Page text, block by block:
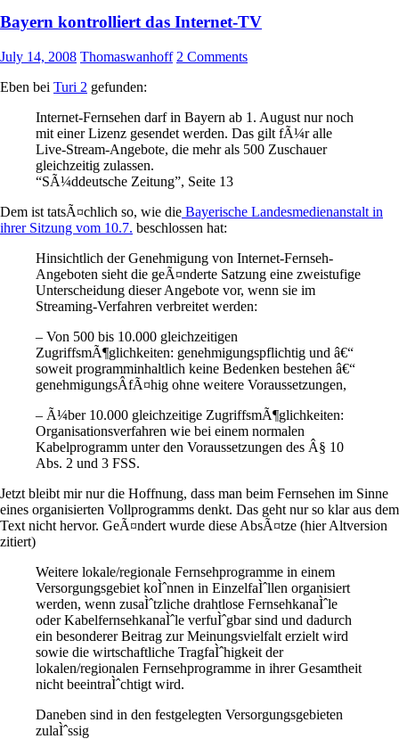
Bayern kontrolliert das Internet-TV
July 14, 2008 Thomaswanhoff 2 Comments
Eben bei Turi 2 gefunden:
Internet-Fernsehen darf in Bayern ab 1. August nur noch
mit einer Lizenz gesendet werden. Das gilt fÃ¼r alle
Live-Stream-Angebote, die mehr als 500 Zuschauer
gleichzeitig zulassen.
“SÃ¼ddeutsche Zeitung”, Seite 13
Dem ist tatsÃ¤chlich so, wie die Bayerische Landesmedienanstalt in
ihrer Sitzung vom 10.7. beschlossen hat:
Hinsichtlich der Genehmigung von Internet-Fernseh-
Angeboten sieht die geÃ¤nderte Satzung eine zweistufige
Unterscheidung dieser Angebote vor, wenn sie im
Streaming-Verfahren verbreitet werden:
– Von 500 bis 10.000 gleichzeitigen
ZugriffsmÃ¶glichkeiten: genehmigungspflichtig und â€“
soweit programminhaltlich keine Bedenken bestehen â€“
genehmigungsÂ­fÃ¤hig ohne weitere Voraussetzungen,
– Ã¼ber 10.000 gleichzeitige ZugriffsmÃ¶glichkeiten:
Organisationsverfahren wie bei einem normalen
Kabelprogramm unter den Voraussetzungen des Â§ 10
Abs. 2 und 3 FSS.
Jetzt bleibt mir nur die Hoffnung, dass man beim Fernsehen im Sinne
eines organisierten Vollprogramms denkt. Das geht nur so klar aus dem
Text nicht hervor. GeÃ¤ndert wurde diese AbsÃ¤tze (hier Altversion
zitiert)
Weitere lokale/regionale Fernsehprogramme in einem
Versorgungsgebiet koÌˆnnen in EinzelfaÌˆllen organisiert
werden, wenn zusaÌˆtzliche drahtlose FernsehkanaÌˆle
oder KabelfernsehkanaÌˆle verfuÌˆgbar sind und dadurch
ein besonderer Beitrag zur Meinungsvielfalt erzielt wird
sowie die wirtschaftliche TragfaÌˆhigkeit der
lokalen/regionalen Fernsehprogramme in ihrer Gesamtheit
nicht beeintraÌˆchtigt wird.
Daneben sind in den festgelegten Versorgungsgebieten
zulaÌˆssig